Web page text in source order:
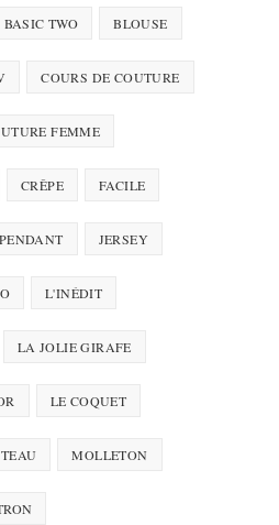
BASIC TWO BLOUSE
COURS DE COUTURE
FEMME
CRÊPE FACILE
JERSEY
L'INÉDIT
LA JOLIE GIRAFE
LE COQUET
MOLLETON